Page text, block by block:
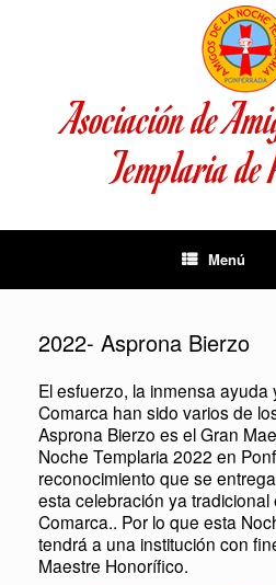
Asociación de
Templaria
Menú
2022- Asprona Bierzo
El esfuerzo, la inmensa ayuda
Comarca han sido varios de
Asprona Bierzo es el Gran
Noche Templaria 2022 en
reconocimiento que se
esta celebración ya tradicional
Comarca.. Por lo que esta
tendrá a una institución con
Maestre Honorífico.